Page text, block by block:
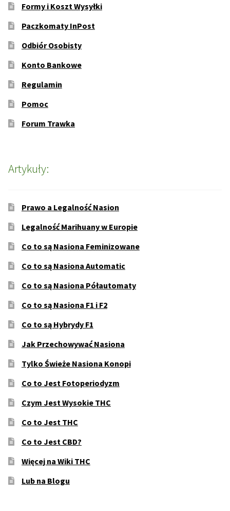
Formy i Koszt Wysyłki
Paczkomaty InPost
Odbiór Osobisty
Konto Bankowe
Regulamin
Pomoc
Forum Trawka
Artykuły:
Prawo a Legalność Nasion
Legalność Marihuany w Europie
Co to są Nasiona Feminizowane
Co to są Nasiona Automatic
Co to są Nasiona Półautomaty
Co to są Nasiona F1 i F2
Co to są Hybrydy F1
Jak Przechowywać Nasiona
Tylko Świeże Nasiona Konopi
Co to Jest Fotoperiodyzm
Czym Jest Wysokie THC
Co to Jest THC
Co to Jest CBD?
Więcej na Wiki THC
Lub na Blogu